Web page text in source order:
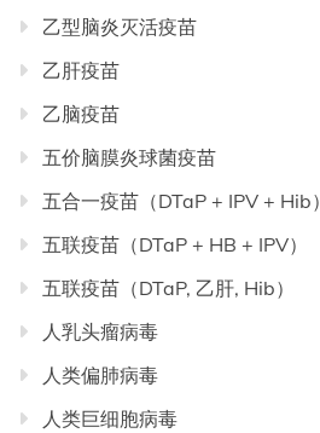
乙型脑炎灭活疫苗
乙肝疫苗
乙脑疫苗
五价脑膜炎球菌疫苗
五合一疫苗（DTaP + IPV + Hib）
五联疫苗（DTaP + HB + IPV）
五联疫苗（DTaP, 乙肝, Hib）
人乳头瘤病毒
人类偏肺病毒
人类巨细胞病毒